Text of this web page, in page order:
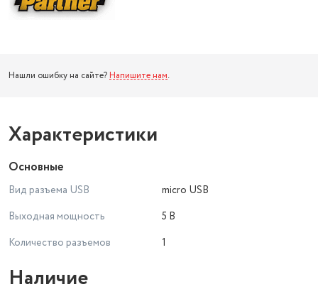
Нашли ошибку на сайте? Напишите нам.
Характеристики
Основные
Вид разъема USB
micro USB
Выходная мощность
5 В
Количество разъемов
1
Наличие